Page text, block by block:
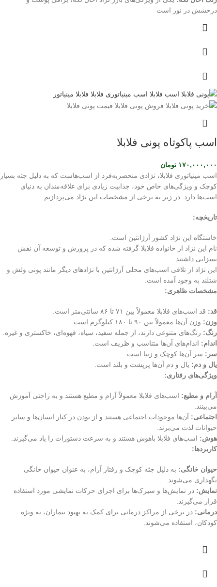
درخشش در نور است
اسب پاکوتاه پونی فلابلا
۱۷۰,۰۰۰,۰۰۰ تومان
اسب مینیاتوری فلابلا، نژادی منحصربه‌فرد از اسب‌هاست که به دلیل جثه بسیار
کوچک و ویژگی‌های خاص خود، جذابیت زیادی برای علاقه‌مندان به دنیای
اسب‌ها دارد. در زیر به برخی از مشخصات این نژاد می‌پردازیم:
تاریخچه:
خاستگاه این نژاد کشور آرژانتین است.
نام این نژاد از خانواده فلابلا گرفته شده که در پرورش و توسعه آن نقش
بسزایی داشتند.
این نژاد از تلاقی اسب‌های محلی آرژانتین با نژادهای دیگر مانند پونی ولش و
شتلند به وجود آمده است.
مشخصات ظاهری:
قد: قد اسب‌های فلابلا معمولاً بین ۷۱ تا ۸۶ سانتی‌متر است.
وزن: وزن آن‌ها معمولاً بین ۹۰ تا ۱۸۰ کیلوگرم است.
رنگ: رنگ‌های متنوعی دارند، از جمله سفید، سیاه، قهوه‌ای، خاکستری و غیره.
اندام: اندام‌های آن‌ها متناسب و ظریف است.
سر: سر آن‌ها کوچک و زیبا است.
یال و دم: یال و دم آن‌ها پرپشت و بلند است.
ویژگی‌های رفتاری:
آرام و مطیع: اسب‌های فلابلا معمولاً آرام و مطیع هستند و به راحتی آموزش
می‌بینند.
اجتماعی: آن‌ها موجودات اجتماعی هستند و از بودن در کنار انسان‌ها و سایر
حیوانات لذت می‌برند.
هوش: اسب‌های فلابلا باهوش هستند و به سرعت دستورات را یاد می‌گیرند.
کاربردها:
حیوان خانگی: به دلیل جثه کوچک و رفتار آرام، به عنوان حیوان خانگی
نگهداری می‌شوند.
نمایش: در نمایش‌ها و سیرک‌ها برای اجرای حرکات نمایشی مورد استفاده
قرار می‌گیرند.
درمانی: در برخی از مراکز درمانی برای کمک به بهبود بیماران، به ویژه
کودکان، استفاده می‌شوند.